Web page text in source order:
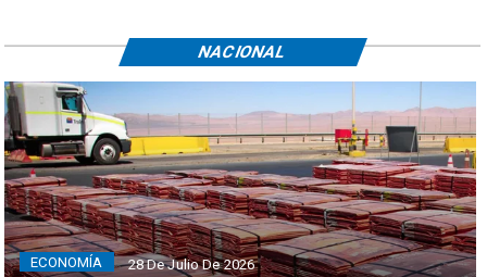
ECONOMÍA 28 De Julio De 2026
NACIONAL